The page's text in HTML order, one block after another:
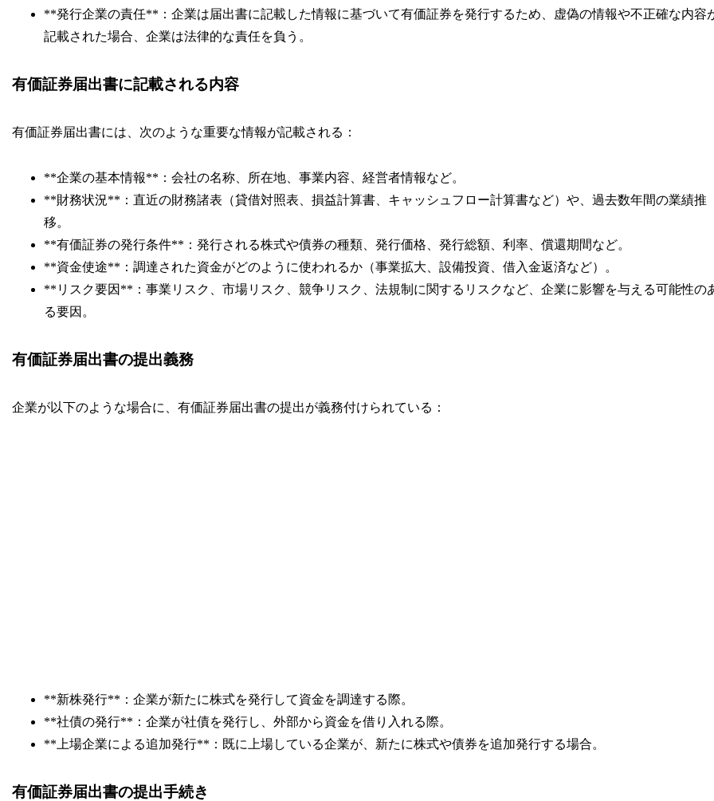
**発行企業の責任**：企業は届出書に記載した情報に基づいて有価証券を発行するため、虚偽の情報や不正確な内容
記載された場合、企業は法律的な責任を負う。
有価証券届出書に記載される内容
有価証券届出書には、次のような重要な情報が記載される：
**企業の基本情報**：会社の名称、所在地、事業内容、経営者情報など。
**財務状況**：直近の財務諸表（貸借対照表、損益計算書、キャッシュフロー計算書など）や、過去数年間の業績推
移。
**有価証券の発行条件**：発行される株式や債券の種類、発行価格、発行総額、利率、償還期間など。
**資金使途**：調達された資金がどのように使われるか（事業拡大、設備投資、借入金返済など）。
**リスク要因**：事業リスク、市場リスク、競争リスク、法規制に関するリスクなど、企業に影響を与える可能性の
る要因。
有価証券届出書の提出義務
企業が以下のような場合に、有価証券届出書の提出が義務付けられている：
**新株発行**：企業が新たに株式を発行して資金を調達する際。
**社債の発行**：企業が社債を発行し、外部から資金を借り入れる際。
**上場企業による追加発行**：既に上場している企業が、新たに株式や債券を追加発行する場合。
有価証券届出書の提出手続き